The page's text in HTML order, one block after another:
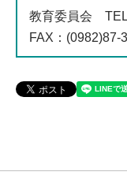
教育委員会 TEL
FAX ：(0982)87-